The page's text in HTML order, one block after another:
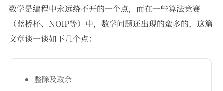
数学是编程中永远绕不开的一个点，而在一些算法竞赛
（蓝桥杯、NOIP等）中，数学问题还出现的蛮多的，这篇
文章谈一谈如下几个点：
整除及取余